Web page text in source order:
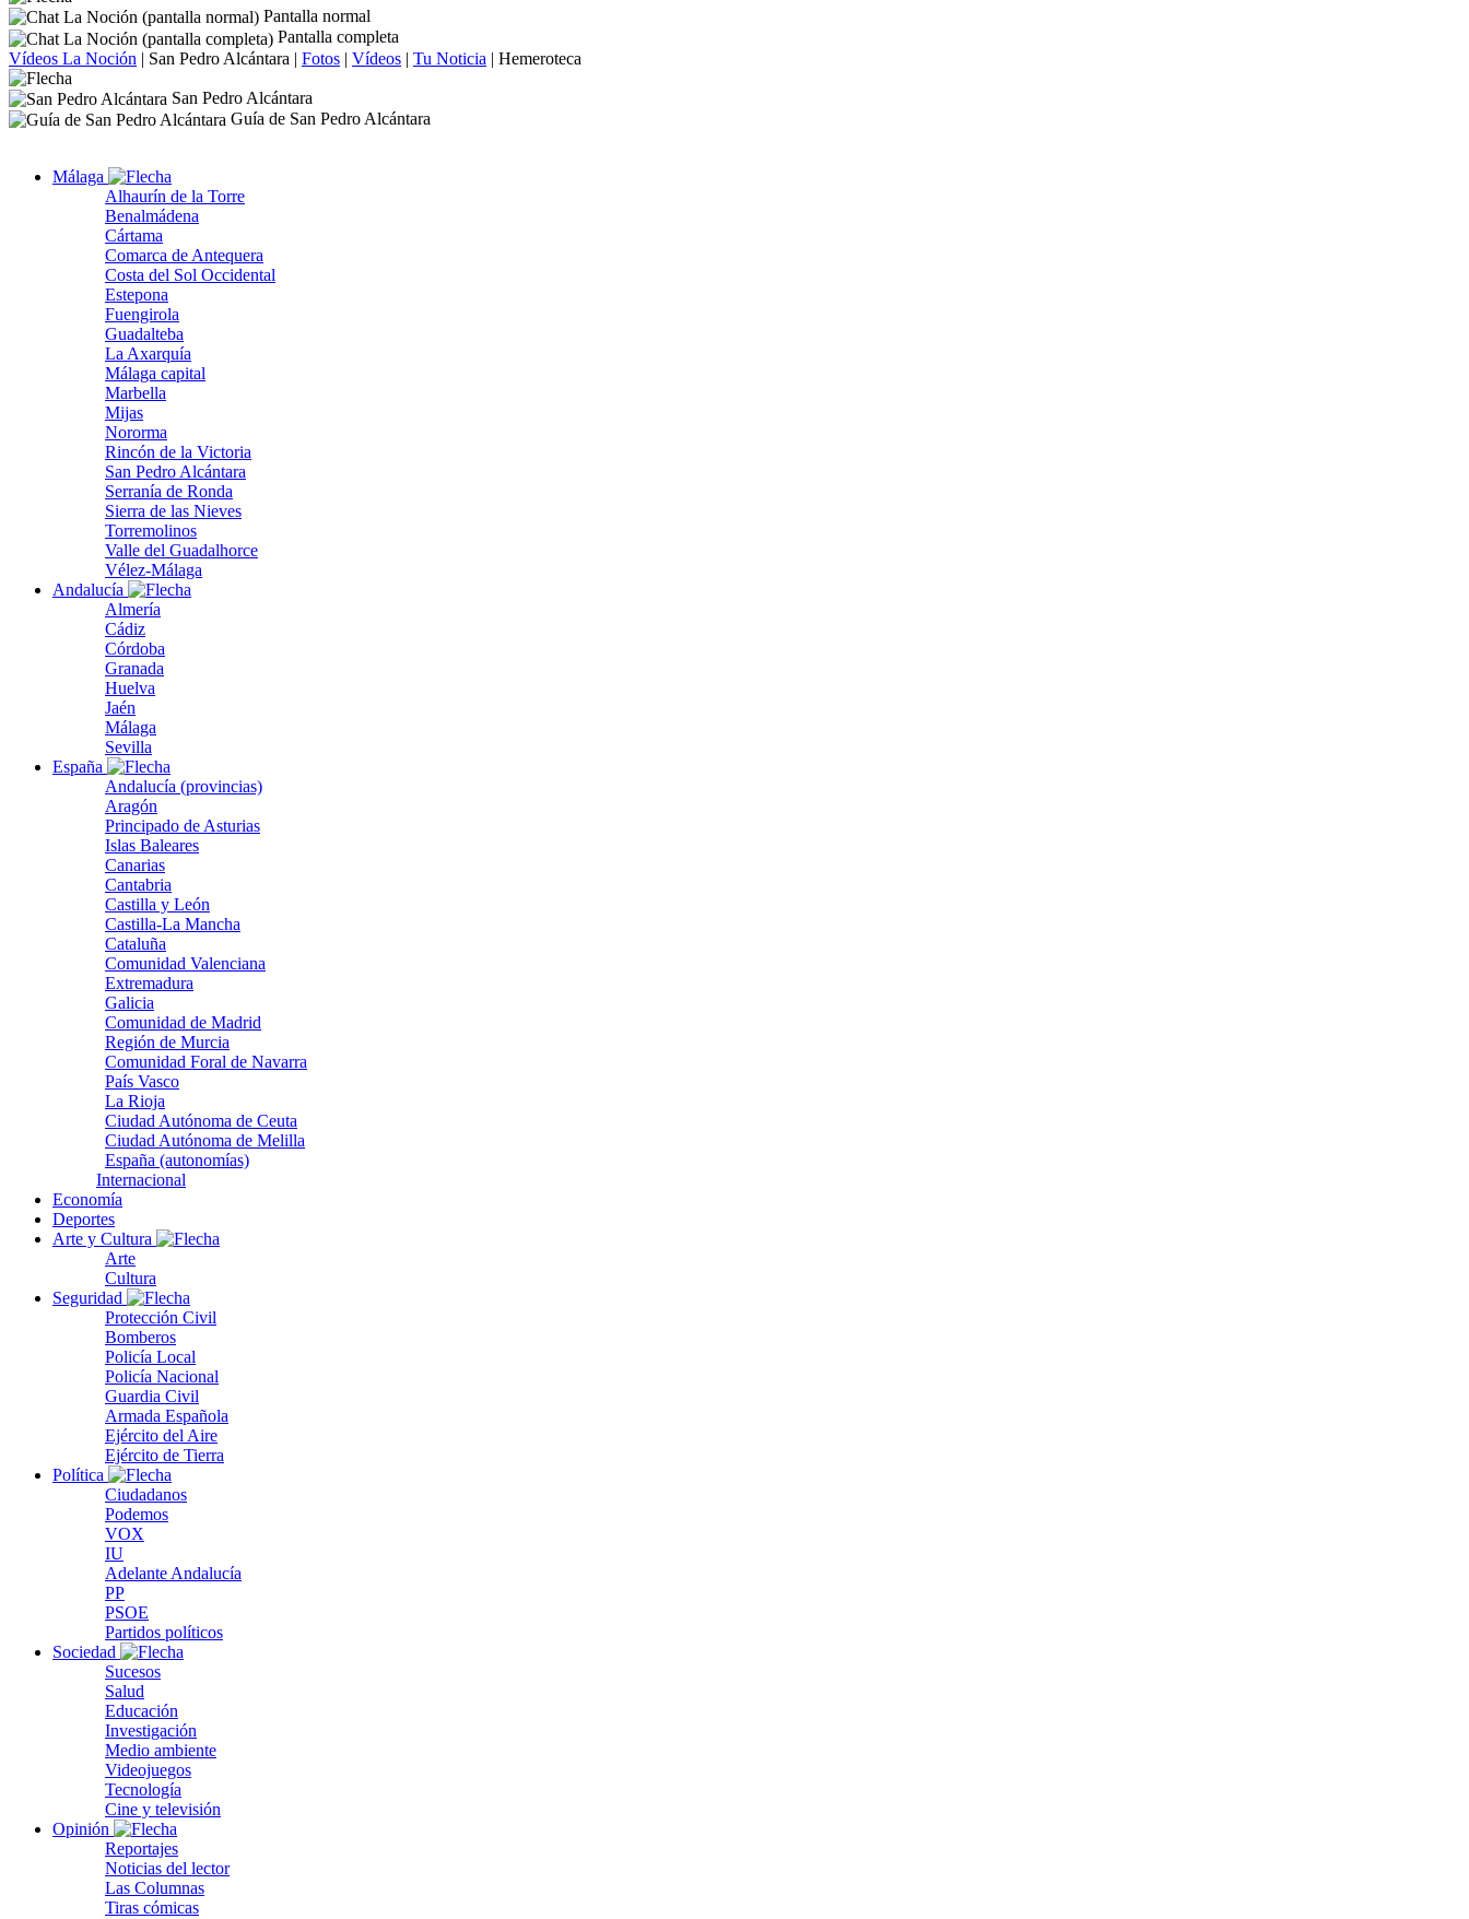
Pantalla normal
Pantalla completa
Vídeos La Noción | San Pedro Alcántara | Fotos | Vídeos | Tu Noticia | Hemeroteca
San Pedro Alcántara
Guía de San Pedro Alcántara
Málaga
Alhaurín de la Torre
Benalmádena
Cártama
Comarca de Antequera
Costa del Sol Occidental
Estepona
Fuengirola
Guadalteba
La Axarquía
Málaga capital
Marbella
Mijas
Nororma
Rincón de la Victoria
San Pedro Alcántara
Serranía de Ronda
Sierra de las Nieves
Torremolinos
Valle del Guadalhorce
Vélez-Málaga
Andalucía
Almería
Cádiz
Córdoba
Granada
Huelva
Jaén
Málaga
Sevilla
España
Andalucía (provincias)
Aragón
Principado de Asturias
Islas Baleares
Canarias
Cantabria
Castilla y León
Castilla-La Mancha
Cataluña
Comunidad Valenciana
Extremadura
Galicia
Comunidad de Madrid
Región de Murcia
Comunidad Foral de Navarra
País Vasco
La Rioja
Ciudad Autónoma de Ceuta
Ciudad Autónoma de Melilla
España (autonomías)
Internacional
Economía
Deportes
Arte y Cultura
Arte
Cultura
Seguridad
Protección Civil
Bomberos
Policía Local
Policía Nacional
Guardia Civil
Armada Española
Ejército del Aire
Ejército de Tierra
Política
Ciudadanos
Podemos
VOX
IU
Adelante Andalucía
PP
PSOE
Partidos políticos
Sociedad
Sucesos
Salud
Educación
Investigación
Medio ambiente
Videojuegos
Tecnología
Cine y televisión
Opinión
Reportajes
Noticias del lector
Las Columnas
Tiras cómicas